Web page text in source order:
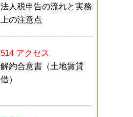
法人税申告の流れと実務
上の注意点
514 アクセス
解約合意書（土地賃貸
借）